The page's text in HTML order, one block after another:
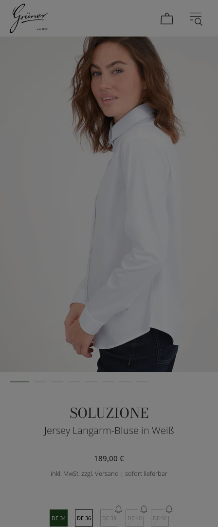
SOLUZIONE
Jersey Langarm-Bluse in Weiß
189,00 €
inkl. MwSt. zzgl. Versand | sofort lieferbar
DE 34 DE 36 DE 38 DE 40 DE 42
HERREN